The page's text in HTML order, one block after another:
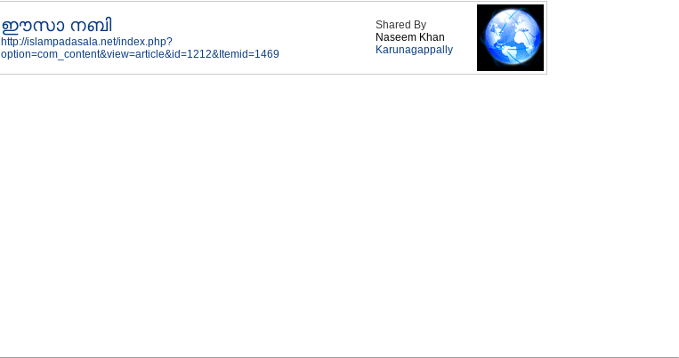
ഈസാ നബി
http://islampadasala.net/index.php?
option=com_content&view=article&id=1212&Itemid=1469
Shared By
Naseem Khan
Karunagappally